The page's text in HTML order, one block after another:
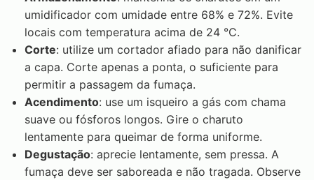
umidificador com umidade entre 68% e 72%. Evite
locais com temperatura acima de 24 °C.
Corte: utilize um cortador afiado para não danificar
a capa. Corte apenas a ponta, o suficiente para
permitir a passagem da fumaça.
Acendimento: use um isqueiro a gás com chama
suave ou fósforos longos. Gire o charuto
lentamente para queimar de forma uniforme.
Degustação: aprecie lentamente, sem pressa. A
fumaça deve ser saboreada e não tragada. Observe